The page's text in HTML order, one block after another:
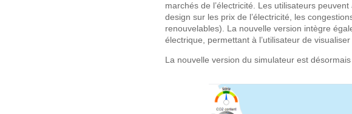
marchés de l’électricité. Les utilisateurs
design sur les prix de l’électricité, les
renouvelables). La nouvelle version intègre
électrique, permettant à l’utilisateur de
La nouvelle version du simulateur est